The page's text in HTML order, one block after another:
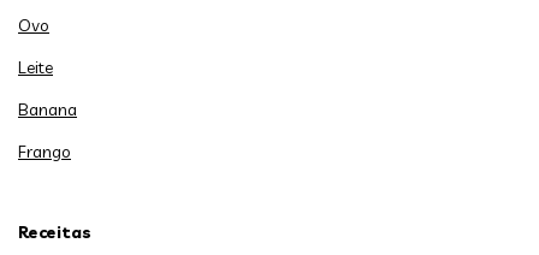
Ovo
Leite
Banana
Frango
Receitas